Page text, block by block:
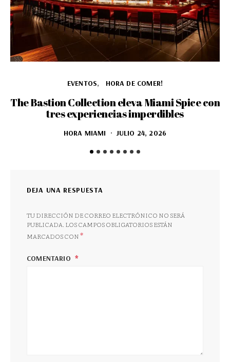
EVENTOS HORA DE COMER!
The Bastion Collection eleva Miami Spice con
tres experiencias imperdibles
HORA MIAMI JULIO 24, 2026
DEJA UNA RESPUESTA
TU DIRECCIÓN DE CORREO ELECTRÓNICO NO SERÁ
PUBLICADA. LOS CAMPOS OBLIGATORIOS ESTÁN
MARCADOS CON*
COMENTARIO